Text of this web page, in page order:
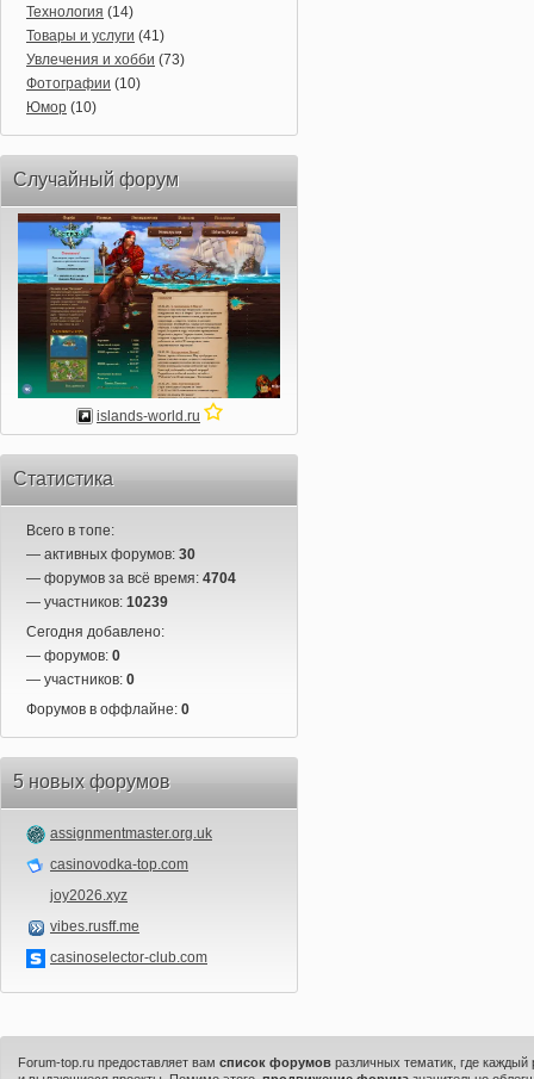
Технология (14)
Товары и услуги (41)
Увлечения и хобби (73)
Фотографии (10)
Юмор (10)
Случайный форум
islands-world.ru
Статистика
Всего в топе:
— активных форумов: 30
— форумов за всё время: 4704
— участников: 10239
Сегодня добавлено:
— форумов: 0
— участников: 0
Форумов в оффлайне: 0
5 новых форумов
assignmentmaster.org.uk
casinovodka-top.com
joy2026.xyz
vibes.rusff.me
casinoselector-club.com
Forum-top.ru предоставляет вамсписок форумов различных тематик, где